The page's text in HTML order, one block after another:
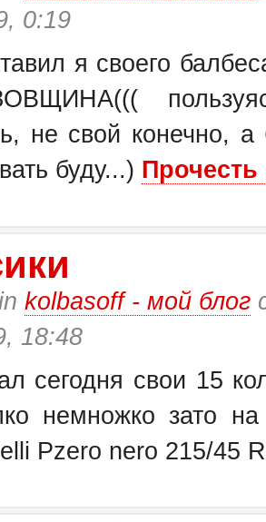
0:19
я своего
не свой конечно,
буду...)
kolbasoff - мой блог
18:48
сегодня свои 15
немножко зато
Pzero nero 215/45